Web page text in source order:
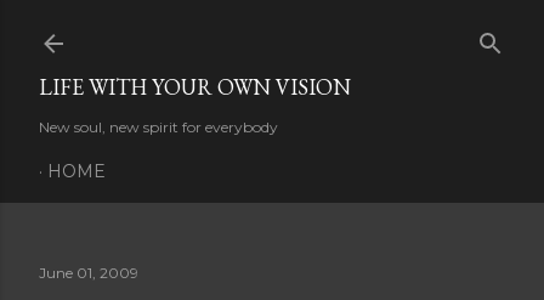
LIFE WITH YOUR OWN VISION
New soul, new spirit for everybody
HOME
June 01, 2009